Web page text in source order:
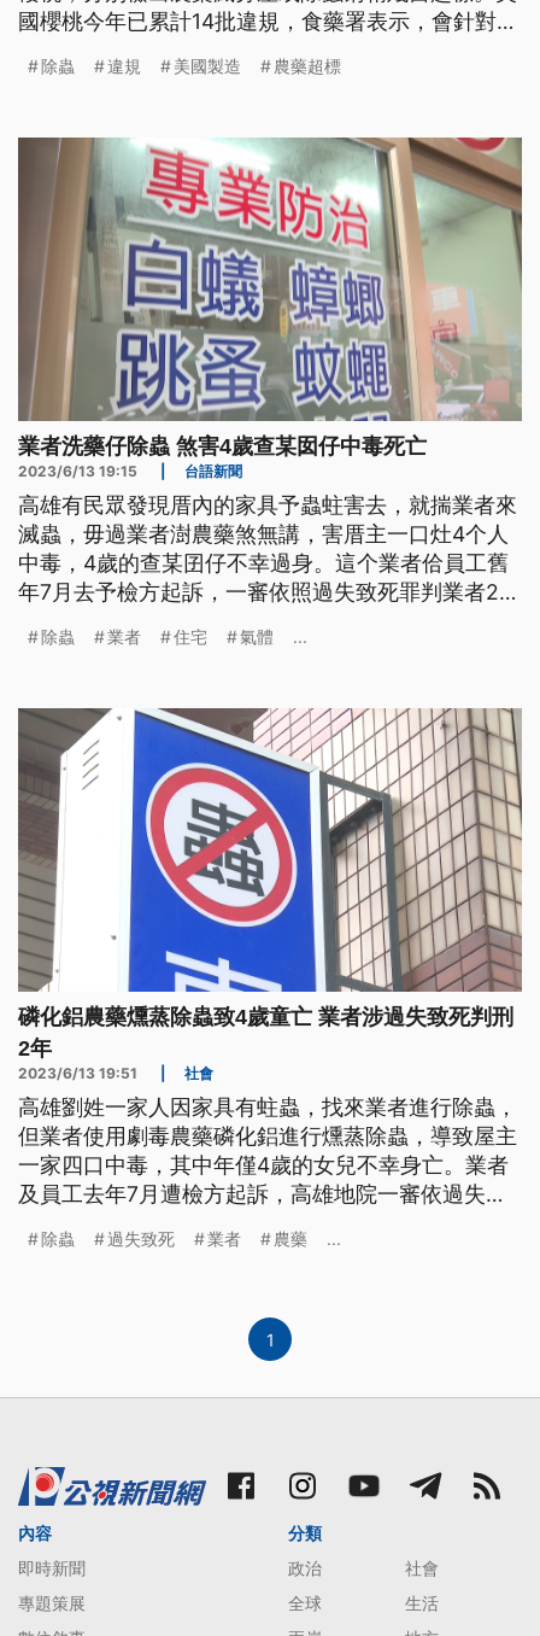
國櫻桃今年已累計14批違規，食藥署表示，會針對違
除蟲 違規 美國製造 農藥超標
業者洗藥仔除蟲 煞害4歲查某囡仔中毒死亡
2023/6/13 19:15 台語新聞
高雄有民眾發現厝內的家具予蟲蛀害去，就揣業者來
滅蟲，毋過業者澍農藥煞無講，害厝主一口灶4个人
中毒，4歲的查某囝仔不幸過身。這个業者佮員工舊
年7月去予檢方起訴，一審依照過失致死罪判業者2年
除蟲 業者 住宅 氣體 ...
磷化鋁農藥燻蒸除蟲致4歲童亡 業者涉過失致死判刑
2年
2023/6/13 19:51 社會
高雄劉姓一家人因家具有蛀蟲，找來業者進行除蟲，
但業者使用劇毒農藥磷化鋁進行燻蒸除蟲，導致屋主
一家四口中毒，其中年僅4歲的女兒不幸身亡。業者
及員工去年7月遭檢方起訴，高雄地院一審依過失致
除蟲 過失致死 業者 農藥 ...
1
內容
即時新聞
專題策展
分類
政治
社會
全球
生活